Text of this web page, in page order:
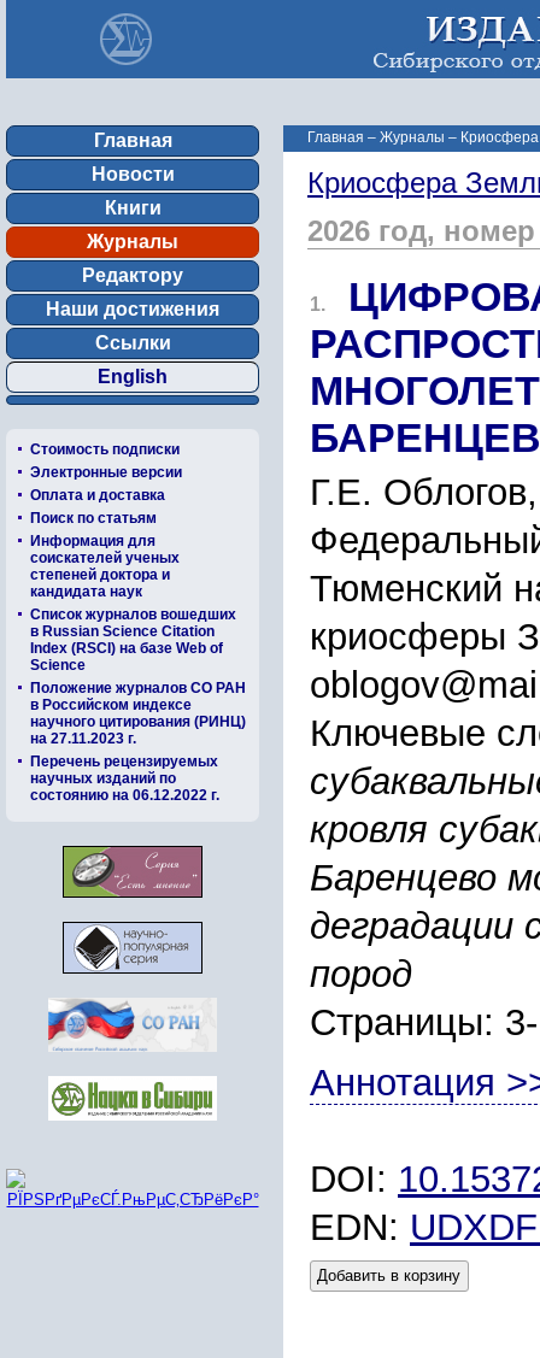
Главная
Новости
Книги
Журналы
Редактору
Наши достижения
Ссылки
English
Стоимость подписки
Электронные версии
Оплата и доставка
Поиск по статьям
Информация для
соискателей ученых
степеней доктора и
кандидата наук
Список журналов вошедших
в Russian Science Citation
Index (RSCI) на базе Web of
Science
Положение журналов СО РАН
в Российском индексе
научного цитирования (РИНЦ)
на 27.11.2023 г.
Перечень рецензируемых
научных изданий по
состоянию на 06.12.2022 г.
Главная – Журналы –
Криосфера
2026 год,
1.
Г.Е.
Тюменский
криосферы
Ключевые
кровля
Баренцево
деградации
пород
Страницы:
Аннотация
DOI:
EDN:
Добавить в корзину